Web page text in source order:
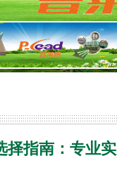
择指南：专业